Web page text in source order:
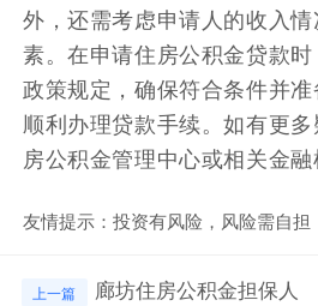
外，还需考虑申请人的收入
素。在申请住房公积金贷款
政策规定，确保符合条件并
顺利办理贷款手续。如有更
房公积金管理中心或相关金融
友情提示：投资有风险，风险需自担
上一篇 廊坊住房公积金担保人